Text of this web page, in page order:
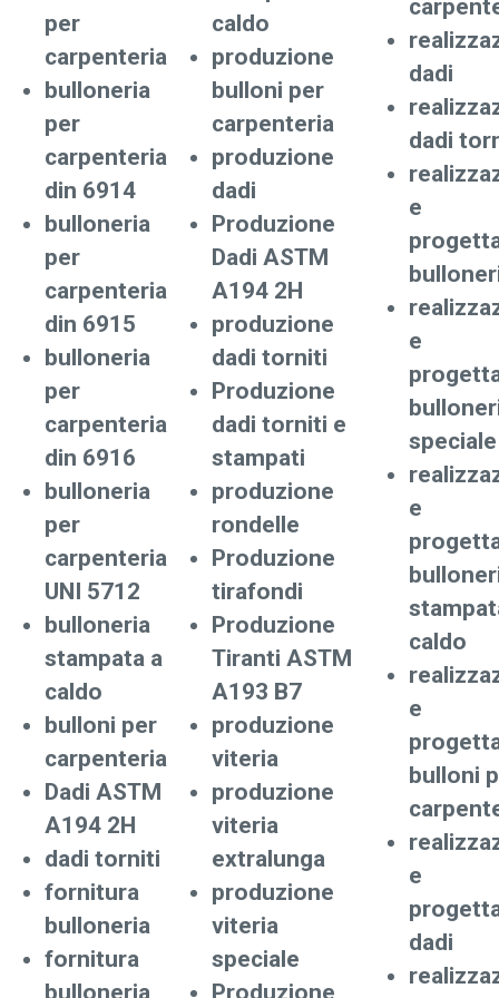
per
carpenteria
bulloneria
per
carpenteria
din 6914
bulloneria
per
carpenteria
din 6915
bulloneria
per
carpenteria
din 6916
bulloneria
per
carpenteria
UNI 5712
bulloneria
stampata a
caldo
bulloni per
carpenteria
Dadi ASTM
A194 2H
dadi torniti
fornitura
bulloneria
fornitura
bulloneria
caldo
produzione
bulloni per
carpenteria
produzione
dadi
Produzione
Dadi ASTM
A194 2H
produzione
dadi torniti
Produzione
dadi torniti e
stampati
produzione
rondelle
Produzione
tirafondi
Produzione
Tiranti ASTM
A193 B7
produzione
viteria
produzione
viteria
extralunga
produzione
viteria
speciale
Produzione
dadi
dadi
e
e
speciale
e
caldo
e
bulloni
e
dadi